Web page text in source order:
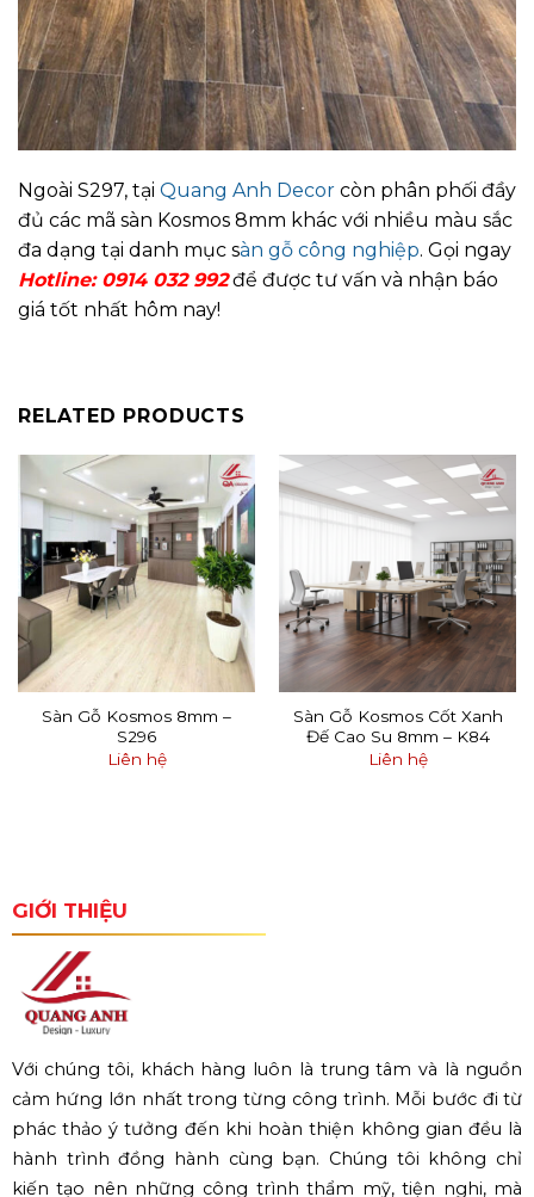
Ngoài S297, tại Quang Anh Decor còn phân phối đầy
đủ các mã sàn Kosmos 8mm khác với nhiều màu sắc
đa dạng tại danh mục sàn gỗ công nghiệp. Gọi ngay
Hotline: 0914 032 992để được tư vấn và nhận báo
giá tốt nhất hôm nay!
RELATED PRODUCTS
Sàn Gỗ Kosmos 8mm –
S296
Liên hệ
Sàn Gỗ Kosmos Cốt Xanh
Đế Cao Su 8mm – K84
Liên hệ
GIỚI THIỆU
Với chúng tôi, khách hàng luôn là trung tâm và là nguồn
cảm hứng lớn nhất trong từng công trình. Mỗi bước đi từ
phác thảo ý tưởng đến khi hoàn thiện không gian đều là
hành trình đồng hành cùng bạn. Chúng tôi không chỉ
kiến tạo nên những công trình thẩm mỹ, tiện nghi, mà